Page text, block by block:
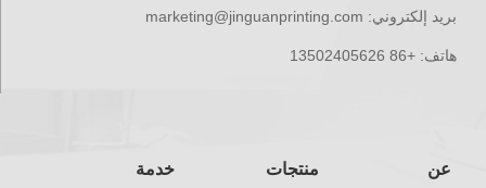
بريد إلكتروني: marketing@jinguanprinting.com
هاتف: +86 13502405626
عن منتجات خدمة